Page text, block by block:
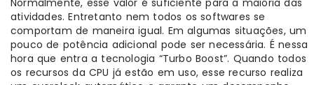
atividades. Entretanto nem todos os softwares se
comportam de maneira igual. Em algumas situações, um
pouco de potência adicional pode ser necessária. É nessa
hora que entra a tecnologia “Turbo Boost”. Quando todos
os recursos da CPU já estão em uso, esse recurso realiza